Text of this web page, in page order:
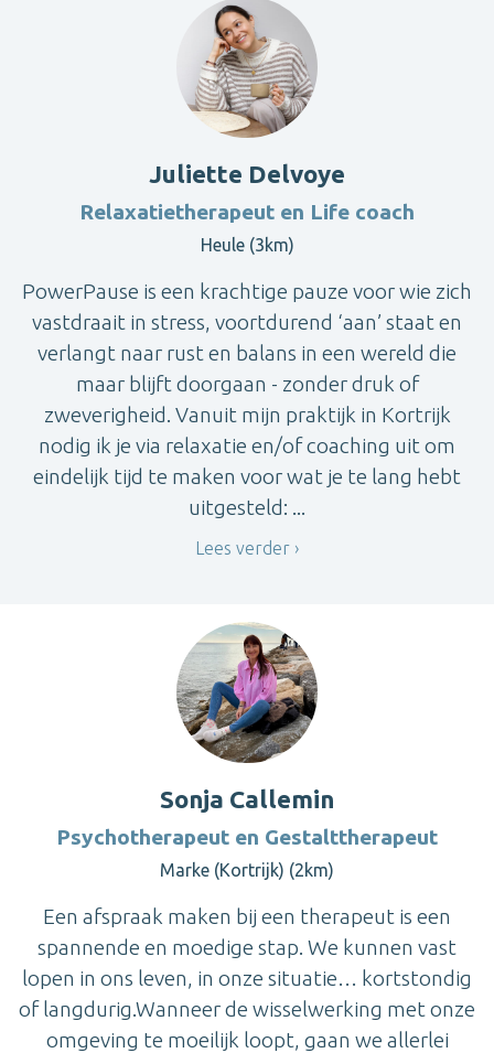
Juliette Delvoye
Relaxatietherapeut en Life coach
Heule (3km)
PowerPause is een krachtige pauze voor wie zich
vastdraait in stress, voortdurend ‘aan’ staat en
verlangt naar rust en balans in een wereld die
maar blijft doorgaan - zonder druk of
zweverigheid. Vanuit mijn praktijk in Kortrijk
nodig ik je via relaxatie en/of coaching uit om
eindelijk tijd te maken voor wat je te lang hebt
uitgesteld: ...
Lees verder
Sonja Callemin
Psychotherapeut en Gestalttherapeut
Marke (Kortrijk) (2km)
Een afspraak maken bij een therapeut is een
spannende en moedige stap. We kunnen vast
lopen in ons leven, in onze situatie… kortstondig
of langdurig.Wanneer de wisselwerking met onze
omgeving te moeilijk loopt, gaan we allerlei